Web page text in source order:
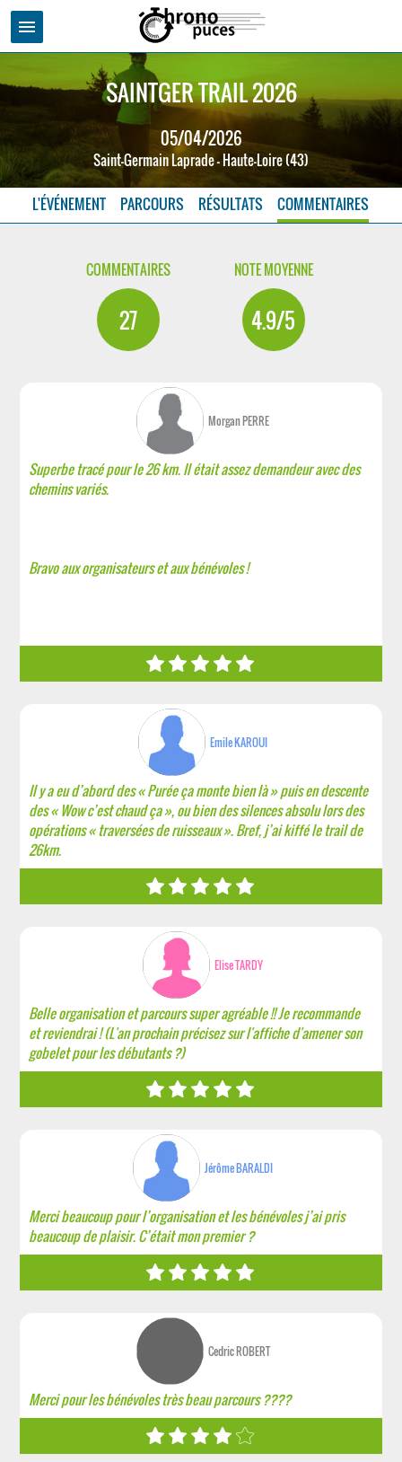
menu
SAINTGER TRAIL 2026
05/04/2026
Saint-Germain Laprade - Haute-Loire (43)
L'ÉVÉNEMENT PARCOURS RÉSULTATS COMMENTAIRES
COMMENTAIRES
27
NOTE MOYENNE
4.9/5
Morgan PERRE
Superbe tracé pour le 26 km. Il était assez demandeur avec des
chemins variés.
Bravo aux organisateurs et aux bénévoles !
Emile KAROUI
Il y a eu d’abord des « Purée ça monte bien là » puis en descente
des « Wow c’est chaud ça », ou bien des silences absolu lors des
opérations « traversées de ruisseaux ». Bref, j’ai kiffé le trail de
26km.
Elise TARDY
Belle organisation et parcours super agréable !! Je recommande
et reviendrai ! (L'an prochain précisez sur l'affiche d'amener son
gobelet pour les débutants ?)
Jérôme BARALDI
Merci beaucoup pour l’organisation et les bénévoles j’ai pris
beaucoup de plaisir. C’était mon premier ?
Cedric ROBERT
Merci pour les bénévoles très beau parcours ????